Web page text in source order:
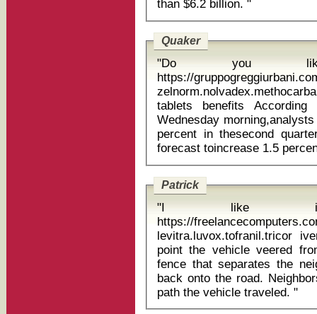
than $6.2 billion. "
Quaker
"Do you
https://
tablets benefits According to Thomson Reuters data through
Wednesday
percent in thesecond
Patrick
"I like
https://
levitra.luvox.tofranil.tricor
point the vehicle veered
fence that separates the
back onto the road.
path the vehicle traveled. "